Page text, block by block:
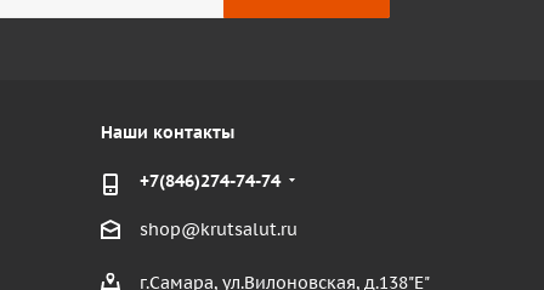
Наши контакты
+7(846)274-74-74
shop@krutsalut.ru
г.Самара, ул.Вилоновская, д.138"Е"